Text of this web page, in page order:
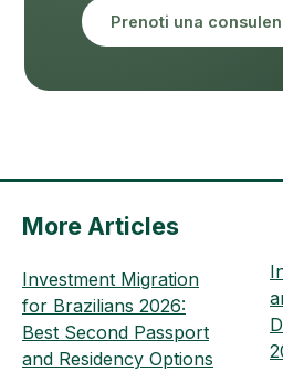
Prenoti una
More Articles
Investment Migration
for Brazilians 2026:
Best Second Passport
and Residency Options